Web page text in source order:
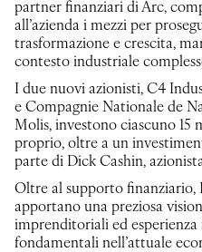
partner finanziari di Arc,
all’azienda i mezzi per
trasformazione e crescita,
contesto industriale
I due nuovi azionisti, C4
e Compagnie Nationale de
Molis, investono ciascuno 15
proprio, oltre a un
parte di Dick Cashin,
Oltre al supporto finanziario,
apportano una preziosa
imprenditoriali ed
fondamentali nell’attuale